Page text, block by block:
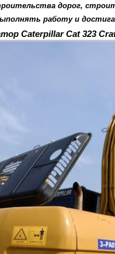
дорог,
работу и
Caterpillar Cat 323